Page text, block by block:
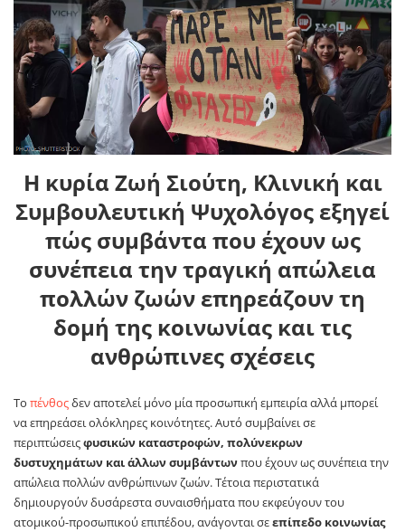
Η κυρία Ζωή Σιούτη, Κλινική και
Συμβουλευτική Ψυχολόγος εξηγεί
πώς συμβάντα που έχουν ως
συνέπεια την τραγική απώλεια
πολλών ζωών επηρεάζουν τη
δομή της κοινωνίας και τις
ανθρώπινες σχέσεις
Το πένθοςδεν αποτελεί μόνο μία προσωπική εμπειρία αλλά μπορεί
να επηρεάσει ολόκληρες κοινότητες. Αυτό συμβαίνει σε
περιπτώσειςφυσικών καταστροφών, πολύνεκρων
δυστυχημάτων και άλλων συμβάντωνπου έχουν ως συνέπεια την
απώλεια πολλών ανθρώπινων ζωών. Τέτοια περιστατικά
δημιουργούν δυσάρεστα συναισθήματα που εκφεύγουν του
ατομικού-προσωπικού επιπέδου, ανάγονται σεεπίπεδο κοινωνίας